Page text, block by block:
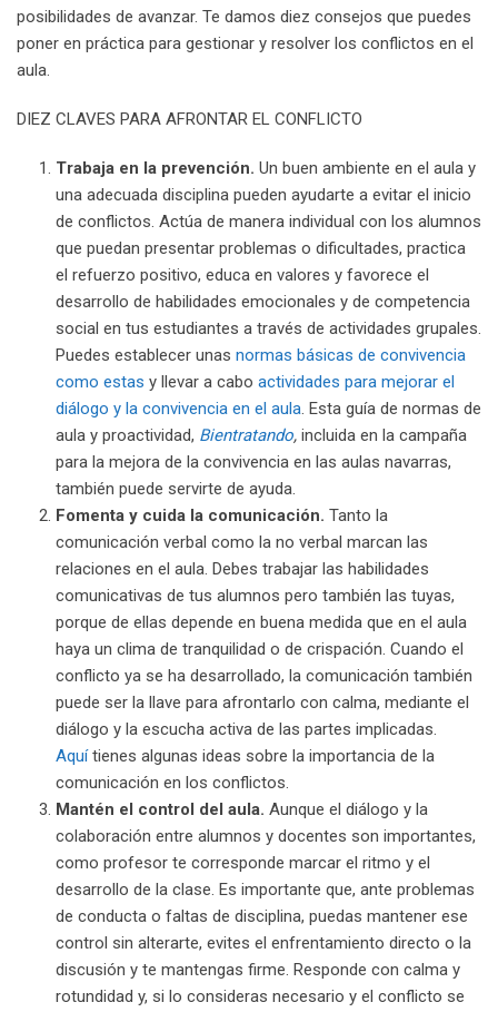
posibilidades de avanzar. Te damos diez consejos que puedes
poner en práctica para gestionar y resolver los conflictos en el
aula.
DIEZ CLAVES PARA AFRONTAR EL CONFLICTO
Trabaja en la prevención. Un buen ambiente en el aula y
una adecuada disciplina pueden ayudarte a evitar el inicio
de conflictos. Actúa de manera individual con los alumnos
que puedan presentar problemas o dificultades, practica
el refuerzo positivo, educa en valores y favorece el
desarrollo de habilidades emocionales y de competencia
social en tus estudiantes a través de actividades grupales.
Puedes establecer unas normas básicas de convivencia
como estas y llevar a cabo actividades para mejorar el
diálogo y la convivencia en el aula. Esta guía de normas de
aula y proactividad, Bientratando, incluida en la campaña
para la mejora de la convivencia en las aulas navarras,
también puede servirte de ayuda.
Fomenta y cuida la comunicación. Tanto la
comunicación verbal como la no verbal marcan las
relaciones en el aula. Debes trabajar las habilidades
comunicativas de tus alumnos pero también las tuyas,
porque de ellas depende en buena medida que en el aula
haya un clima de tranquilidad o de crispación. Cuando el
conflicto ya se ha desarrollado, la comunicación también
puede ser la llave para afrontarlo con calma, mediante el
diálogo y la escucha activa de las partes implicadas.
Aquítienes algunas ideas sobre la importancia de la
comunicación en los conflictos.
Mantén el control del aula. Aunque el diálogo y la
colaboración entre alumnos y docentes son importantes,
como profesor te corresponde marcar el ritmo y el
desarrollo de la clase. Es importante que, ante problemas
de conducta o faltas de disciplina, puedas mantener ese
control sin alterarte, evites el enfrentamiento directo o la
discusión y te mantengas firme. Responde con calma y
rotundidad y, si lo consideras necesario y el conflicto se